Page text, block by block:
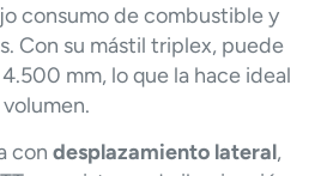
consumo de combustible y
Con su mástil triplex, puede
mm, lo que la hace ideal
condesplazamiento lateral,